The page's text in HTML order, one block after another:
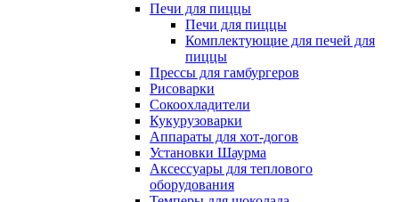
Печи для пиццы
Печи для пиццы
Комплектующие для печей для
пиццы
Прессы для гамбургеров
Рисоварки
Сокоохладители
Кукурузоварки
Аппараты для хот-догов
Установки Шаурма
Аксессуары для теплового
оборудования